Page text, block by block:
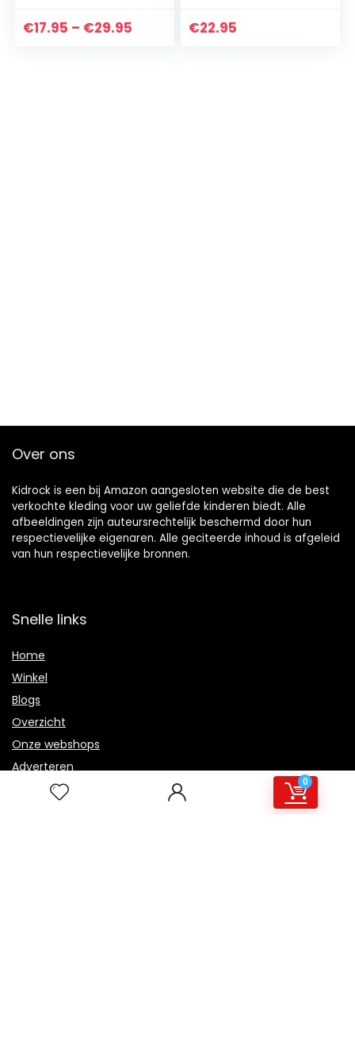
0
€17.95 – €29.95 Prijsklasse:
€22.95
Over ons
Kidrock is een bij Amazon aangesloten website die de best
verkochte kleding voor uw geliefde kinderen biedt. Alle
afbeeldingen zijn auteursrechtelijk beschermd door hun
respectievelijke eigenaren. Alle geciteerde inhoud is afgeleid
van hun respectievelijke bronnen.
Snelle links
Home
Winkel
Blogs
Overzicht
Onze webshops
Adverteren
Verklaringen